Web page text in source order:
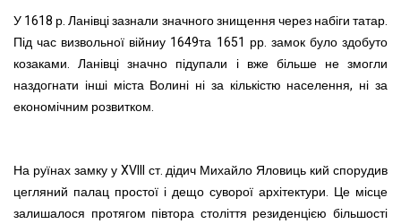
У 1618 р. Ланівці зазнали значного знищення через набіги татар.
Під час визвольної війниу 1649та 1651 рр. замок було здобуто
козаками. Ланівці значно підупали і вже більше не змогли
наздогнати інші міста Волині ні за кількістю населення, ні за
економічним розвитком.
На руїнах замку у XVIII ст. дідич Михайло Яловиць кий спорудив
цегляний палац простої і дещо суворої архітектури. Це місце
залишалося протягом півтора століття резиденцією більшості